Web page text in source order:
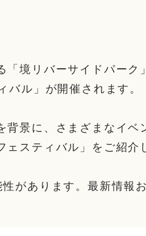
「境リバーサイドパー
バル」が開催されます。
背景に、さまざまなイベ
ェスティバル」をご紹介
があります。最新情報